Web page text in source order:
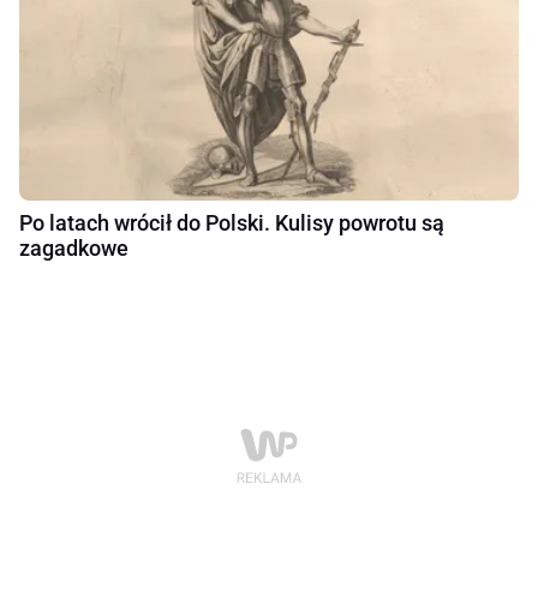
Po latach wrócił do Polski. Kulisy powrotu są
zagadkowe